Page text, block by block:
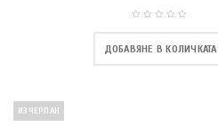
ДОБАВЯНЕ В КОЛИЧКАТА
ИЗЧЕРПАН